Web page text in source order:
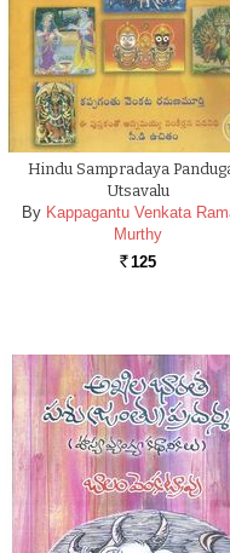
Hindu Sampradaya
Utsavalu
By Kappagantu Venkata
Murthy
Rs. 125